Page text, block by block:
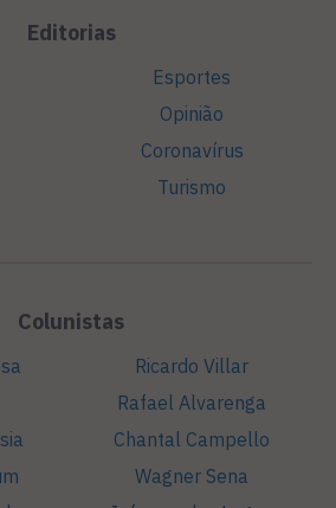
Editorias
Esportes
Opinião
Coronavírus
Turismo
Colunistas
Ricardo Villar
Rafael Alvarenga
Chantal Campello
Wagner Sena